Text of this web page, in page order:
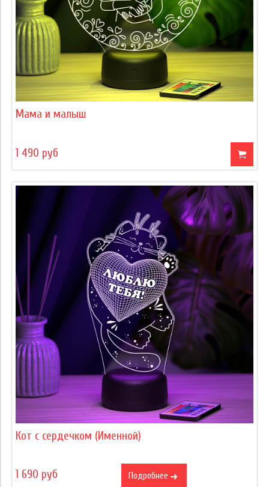
Мама и малыш
1 490 руб
Кот с сердечком (Именной)
1 690 руб Подробнее